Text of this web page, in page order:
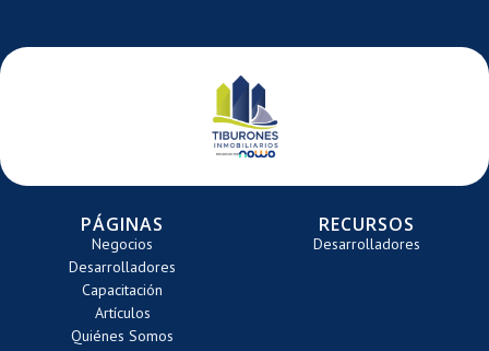
PÁGINAS
Negocios
Desarrolladores
Capacitación
Artículos
Quiénes Somos
RECURSOS
Desarrolladores